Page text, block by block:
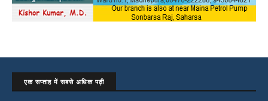
एक सप्ताह में सबसे अधिक पढ़ी